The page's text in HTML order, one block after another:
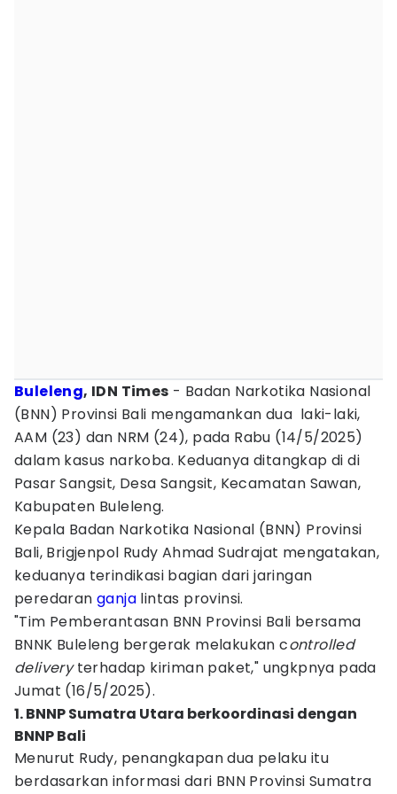
Buleleng, IDN Times - Badan Narkotika Nasional
(BNN) Provinsi Bali mengamankan dua laki-laki,
AAM (23) dan NRM (24), pada Rabu (14/5/2025)
dalam kasus narkoba. Keduanya ditangkap di di
Pasar Sangsit, Desa Sangsit, Kecamatan Sawan,
Kabupaten Buleleng.
Kepala Badan Narkotika Nasional (BNN) Provinsi
Bali, Brigjenpol Rudy Ahmad Sudrajat mengatakan,
keduanya terindikasi bagian dari jaringan
peredaranganja lintas provinsi.
"Tim Pemberantasan BNN Provinsi Bali bersama
BNNK Buleleng bergerak melakukan controlled
deliveryterhadap kiriman paket," ungkpnya pada
Jumat (16/5/2025).
1. BNNP Sumatra Utara berkoordinasi dengan
BNNP Bali
Menurut Rudy, penangkapan dua pelaku itu
berdasarkan informasi dari BNN Provinsi Sumatra